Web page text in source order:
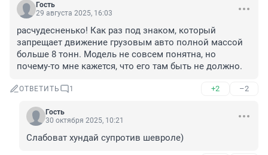
Гость
29 августа 2025, 16:03
расчудесненько! Как раз под знаком, который
запрещает движение грузовым авто полной массой
больше 8 тонн. Модель не совсем понятна, но
почему-то мне кажется, что его там быть не должно.
ОТВЕТИТЬ 1 +2 –2
Гость
30 октября 2025, 10:21
Слабоват хундай супротив шевроле)